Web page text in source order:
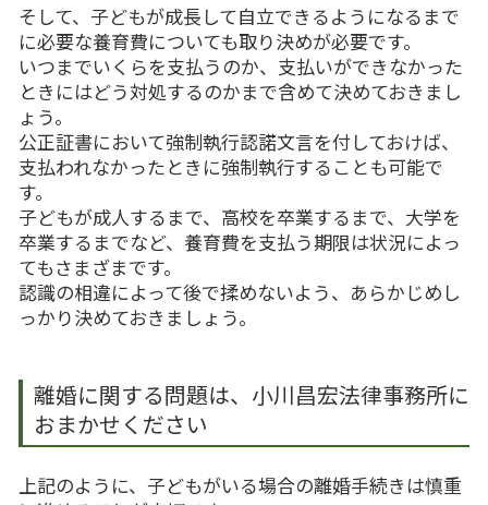
そして、子どもが成長して自立できるようになるまで
に必要な養育費についても取り決めが必要です。
いつまでいくらを支払うのか、支払いができなかった
ときにはどう対処するのかまで含めて決めておきまし
ょう。
公正証書において強制執行認諾文言を付しておけば、
支払われなかったときに強制執行することも可能で
す。
子どもが成人するまで、高校を卒業するまで、大学を
卒業するまでなど、養育費を支払う期限は状況によっ
てもさまざまです。
認識の相違によって後で揉めないよう、あらかじめし
っかり決めておきましょう。
離婚に関する問題は、小川昌宏法律事務所に
おまかせください
上記のように、子どもがいる場合の離婚手続きは慎重